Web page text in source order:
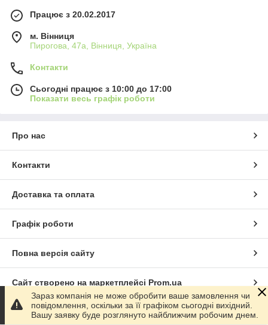
Працює з 20.02.2017
м. Вінниця
Пирогова, 47а, Вінниця, Україна
Контакти
Сьогодні працює з 10:00 до 17:00
Показати весь графік роботи
Про нас
Контакти
Доставка та оплата
Графік роботи
Повна версія сайту
Сайт створено на маркетплейсі Prom.ua
Політика конфіденційності
Зараз компанія не може обробити ваше замовлення чи
повідомлення, оскільки за її графіком сьогодні вихідний.
Вашу заявку буде розглянуто найближчим робочим днем.